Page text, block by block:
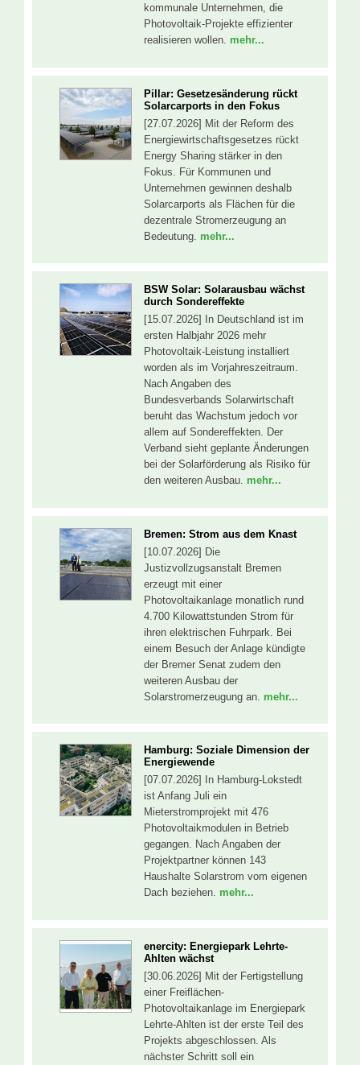
kommunale Unternehmen, die
Photovoltaik-Projekte effizienter
realisieren wollen. mehr...
Pillar: Gesetzesänderung rückt
Solarcarports in den Fokus
[27.07.2026] Mit der Reform des
Energiewirtschaftsgesetzes rückt
Energy Sharing stärker in den
Fokus. Für Kommunen und
Unternehmen gewinnen deshalb
Solarcarports als Flächen für die
dezentrale Stromerzeugung an
Bedeutung. mehr...
BSW Solar: Solarausbau wächst
durch Sondereffekte
[15.07.2026] In Deutschland ist im
ersten Halbjahr 2026 mehr
Photovoltaik-Leistung installiert
worden als im Vorjahreszeitraum.
Nach Angaben des
Bundesverbands Solarwirtschaft
beruht das Wachstum jedoch vor
allem auf Sondereffekten. Der
Verband sieht geplante Änderungen
bei der Solarförderung als Risiko für
den weiteren Ausbau. mehr...
Bremen: Strom aus dem Knast
[10.07.2026] Die
Justizvollzugsanstalt Bremen
erzeugt mit einer
Photovoltaikanlage monatlich rund
4.700 Kilowattstunden Strom für
ihren elektrischen Fuhrpark. Bei
einem Besuch der Anlage kündigte
der Bremer Senat zudem den
weiteren Ausbau der
Solarstromerzeugung an. mehr...
Hamburg: Soziale Dimension der
Energiewende
[07.07.2026] In Hamburg-Lokstedt
ist Anfang Juli ein
Mieterstromprojekt mit 476
Photovoltaikmodulen in Betrieb
gegangen. Nach Angaben der
Projektpartner können 143
Haushalte Solarstrom vom eigenen
Dach beziehen. mehr...
enercity: Energiepark Lehrte-
Ahlten wächst
[30.06.2026] Mit der Fertigstellung
einer Freiflächen-
Photovoltaikanlage im Energiepark
Lehrte-Ahlten ist der erste Teil des
Projekts abgeschlossen. Als
nächster Schritt soll ein